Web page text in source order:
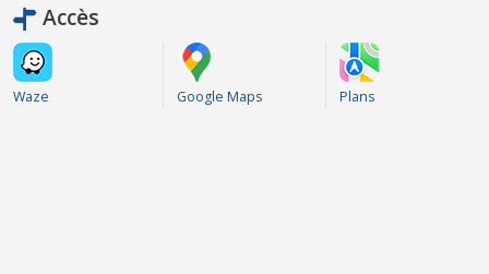
Accès
Waze Google Maps Plans